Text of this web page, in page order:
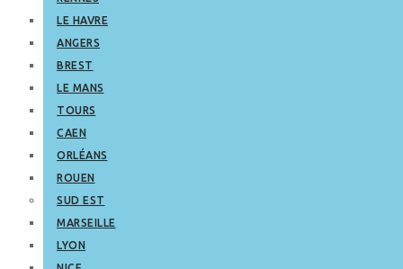
LE HAVRE
ANGERS
BREST
LE MANS
TOURS
CAEN
ORLÉANS
ROUEN
SUD EST
MARSEILLE
LYON